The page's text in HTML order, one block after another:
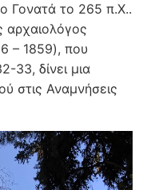
Γονατά το 265 π.Χ..
αρχαιολόγος
– 1859), που
33, δίνει μια
στις Αναμνήσεις